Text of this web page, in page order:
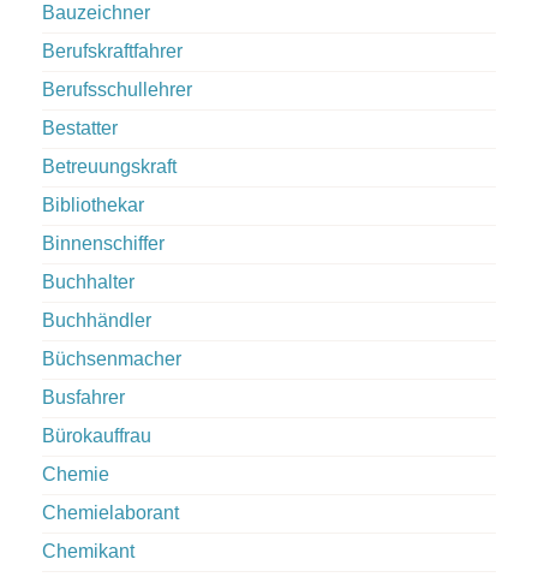
Bauzeichner
Berufskraftfahrer
Berufsschullehrer
Bestatter
Betreuungskraft
Bibliothekar
Binnenschiffer
Buchhalter
Buchhändler
Büchsenmacher
Busfahrer
Bürokauffrau
Chemie
Chemielaborant
Chemikant